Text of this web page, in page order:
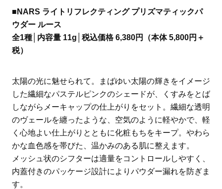
■NARS ライトリフレクティング プリズマティックパ
ウダー ルース
全1種│内容量 11g│税込価格 6,380円（本体 5,800円＋
税）
太陽の光に魅せられて。まばゆい太陽の輝きをイメージ
した繊細なパステルピンクのシェードが、くすみをとば
しながらメーキャップの仕上がりをセット。繊細な透明
のヴェールを纏ったような、空気のように軽やかで、軽
く心地よい仕上がりとともに化粧もちをキープ。やわら
かな血色感を帯びた、温かみのある肌に整えます。
メッシュ状のシフターは適量をコントロールしやすく、
内蓋付きのパッケージ設計によりパウダー漏れを防ぎま
す。